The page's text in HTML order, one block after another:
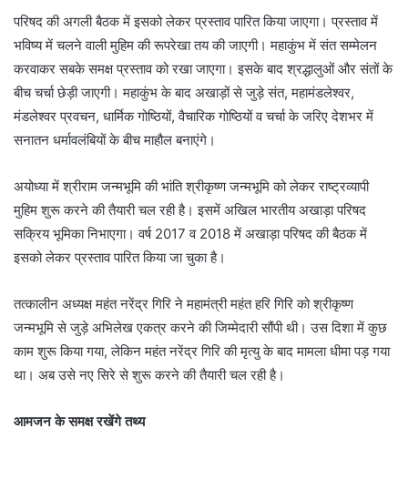
परिषद की अगली बैठक में इसको लेकर प्रस्ताव पारित किया जाएगा। प्रस्ताव में
भविष्य में चलने वाली मुहिम की रूपरेखा तय की जाएगी। महाकुंभ में संत सम्मेलन
करवाकर सबके समक्ष प्रस्ताव को रखा जाएगा। इसके बाद श्रद्धालुओं और संतों के
बीच चर्चा छेड़ी जाएगी। महाकुंभ के बाद अखाड़ों से जुड़े संत, महामंडलेश्वर,
मंडलेश्वर प्रवचन, धार्मिक गोष्ठियों, वैचारिक गोष्ठियों व चर्चा के जरिए देशभर में
सनातन धर्मावलंबियों के बीच माहौल बनाएंगे।
अयोध्या में श्रीराम जन्मभूमि की भांति श्रीकृष्ण जन्मभूमि को लेकर राष्ट्रव्यापी
मुहिम शुरू करने की तैयारी चल रही है। इसमें अखिल भारतीय अखाड़ा परिषद
सक्रिय भूमिका निभाएगा। वर्ष 2017 व 2018 में अखाड़ा परिषद की बैठक में
इसको लेकर प्रस्ताव पारित किया जा चुका है।
तत्कालीन अध्यक्ष महंत नरेंद्र गिरि ने महामंत्री महंत हरि गिरि को श्रीकृष्ण
जन्मभूमि से जुड़े अभिलेख एकत्र करने की जिम्मेदारी सौंपी थी। उस दिशा में कुछ
काम शुरू किया गया, लेकिन महंत नरेंद्र गिरि की मृत्यु के बाद मामला धीमा पड़ गया
था। अब उसे नए सिरे से शुरू करने की तैयारी चल रही है।
आमजन के समक्ष रखेंगे तथ्य